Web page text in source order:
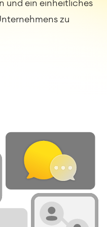
und ein einheitliches
zu